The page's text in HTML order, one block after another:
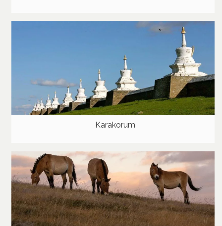
Karakorum